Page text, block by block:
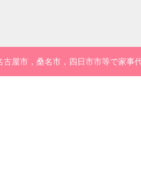
屋市，桑名市，四日市市等で家事